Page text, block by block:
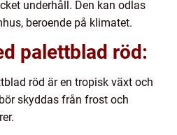
underhåll. Den kan odlas
beroende på klimatet.
palettblad röd:
röd är en tropisk växt och
skyddas från frost och